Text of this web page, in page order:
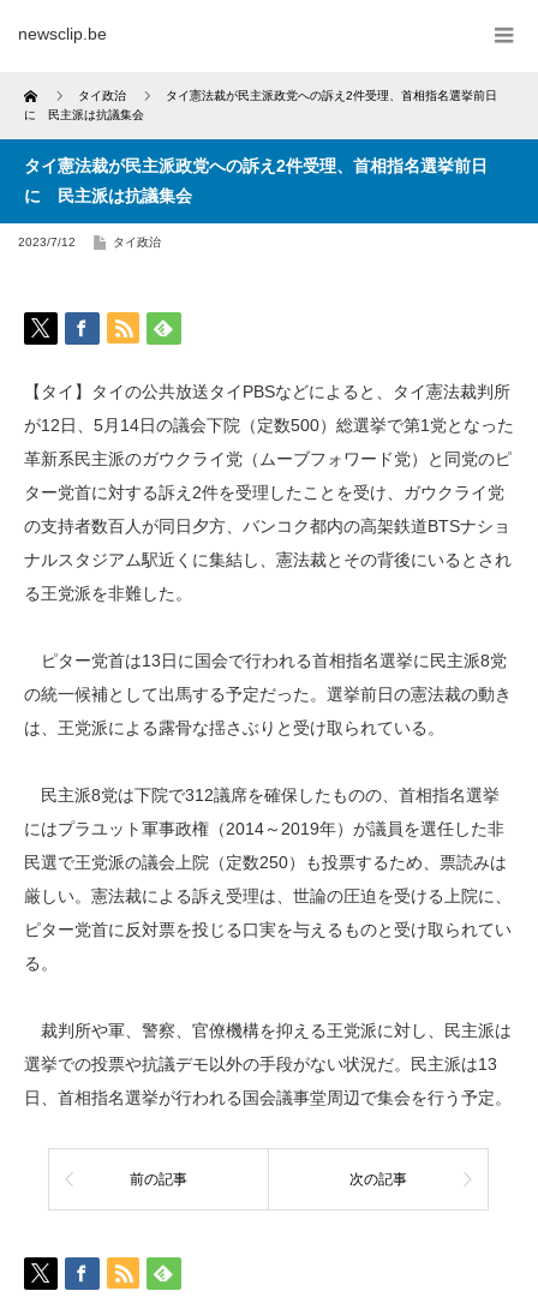
newsclip.be
Home タイ政治
タイ憲法裁が民主派政党への訴え2件受理、首相指名選挙前日
に 民主派は抗議集会
タイ憲法裁が民主派政党への訴え2件受理、首相指名選挙前日
に 民主派は抗議集会
2023/7/12 タイ政治
【タイ】タイの公共放送タイPBSなどによると、タイ憲法裁判所
が12日、5月14日の議会下院（定数500）総選挙で第1党となった
革新系民主派のガウクライ党（ムーブフォワード党）と同党のピ
ター党首に対する訴え2件を受理したことを受け、ガウクライ党
の支持者数百人が同日夕方、バンコク都内の高架鉄道BTSナショ
ナルスタジアム駅近くに集結し、憲法裁とその背後にいるとされ
る王党派を非難した。
ピター党首は13日に国会で行われる首相指名選挙に民主派8党
の統一候補として出馬する予定だった。選挙前日の憲法裁の動き
は、王党派による露骨な揺さぶりと受け取られている。
民主派8党は下院で312議席を確保したものの、首相指名選挙
にはプラユット軍事政権（2014～2019年）が議員を選任した非
民選で王党派の議会上院（定数250）も投票するため、票読みは
厳しい。憲法裁による訴え受理は、世論の圧迫を受ける上院に、
ピター党首に反対票を投じる口実を与えるものと受け取られてい
る。
裁判所や軍、警察、官僚機構を抑える王党派に対し、民主派は
選挙での投票や抗議デモ以外の手段がない状況だ。民主派は13
日、首相指名選挙が行われる国会議事堂周辺で集会を行う予定。
前の記事 次の記事